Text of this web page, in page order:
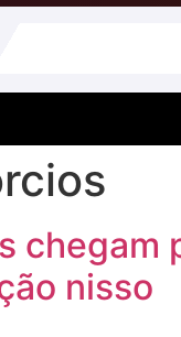
chegam
nisso